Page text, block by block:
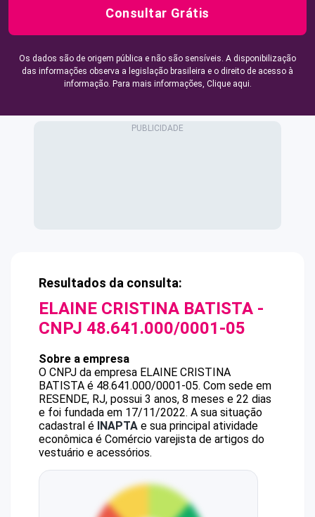
Consultar Grátis
Os dados são de origem pública e não são sensíveis. A disponibilização
das informações observa a legislação brasileira e o direito de acesso à
informação. Para mais informações, Clique aqui.
Resultados da consulta:
ELAINE CRISTINA BATISTA -
CNPJ 48.641.000/0001-05
Sobre a empresa
O CNPJ da empresa ELAINE CRISTINA
BATISTA é 48.641.000/0001-05. Com sede em
RESENDE, RJ, possui 3 anos, 8 meses e 22 dias
e foi fundada em 17/11/2022. A sua situação
cadastral é INAPTA e sua principal atividade
econômica é Comércio varejista de artigos do
vestuário e acessórios.